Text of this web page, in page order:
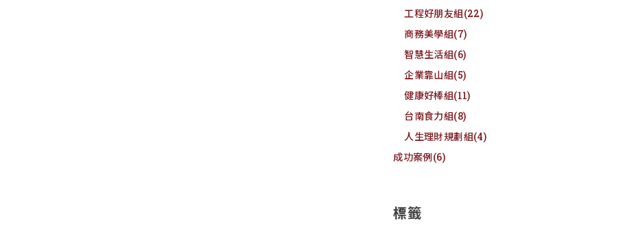
工程好朋友組(22)
商務美學組(7)
智慧生活組(6)
企業靠山組(5)
健康好棒組(11)
台南食力組(8)
人生理財規劃組(4)
成功案例(6)
標籤